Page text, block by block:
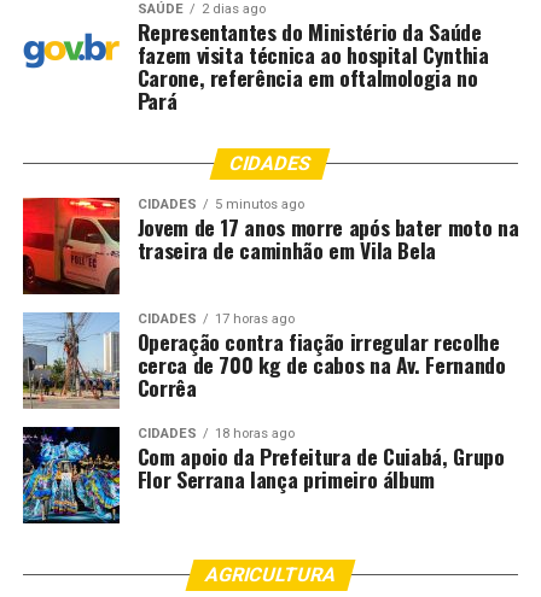
Operação vistoria clubes de Cuiabá para prevenir
acidentes durante período de férias escolares
SAÚDE 2 dias ago
Representantes do Ministério da Saúde
fazem visita técnica ao hospital Cynthia
Carone, referência em oftalmologia no
Pará
CIDADES
CIDADES 5 minutos ago
Jovem de 17 anos morre após bater moto na
traseira de caminhão em Vila Bela
CIDADES 17 horas ago
Operação contra fiação irregular recolhe
cerca de 700 kg de cabos na Av. Fernando
Corrêa
CIDADES 18 horas ago
Com apoio da Prefeitura de Cuiabá, Grupo
Flor Serrana lança primeiro álbum
AGRICULTURA